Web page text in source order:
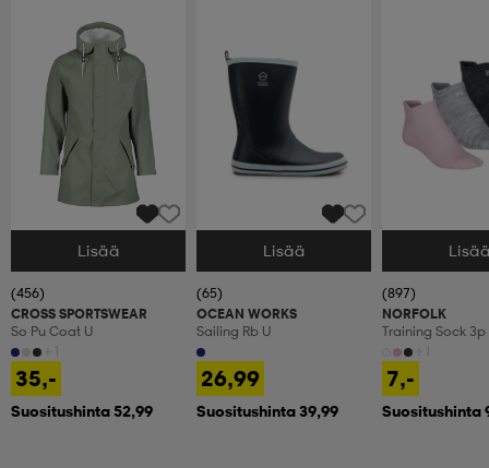
Valitse Koko
Lisää
(456)
CROSS SPORTSWEAR
So Pu Coat U
35,-
Suositushinta 52,99
Valitse Koko
Lisää
(65)
OCEAN WORKS
Sailing Rb U
26,99
Suositushinta 39,99
Valitse Koko
(897)
NORFOLK
Training Sock 3p
7,-
Suositushinta